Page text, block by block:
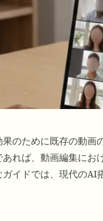
のために既存の動
れば、 動画編集にお
イドでは、現代のAI